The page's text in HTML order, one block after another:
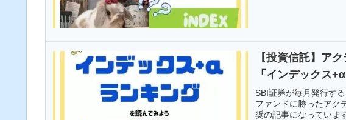
【投資信託】ア
「インデックス
SBI証券が毎月発行す
ファンドに勝ったアク
奨の記事になっていま